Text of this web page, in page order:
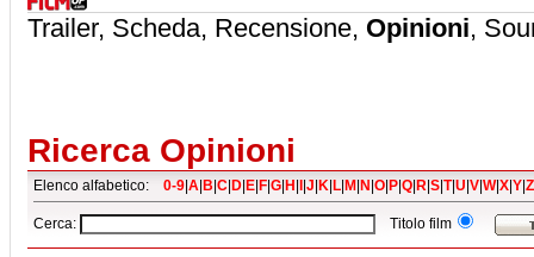
Trailer, Scheda, Recensione, Opinioni,
Ricerca Opinioni
Elenco alfabetico: 0-9 A B C D E F G H J K L M N O P Q R S T|U V W|X Y Z
Cerca: Titolo film